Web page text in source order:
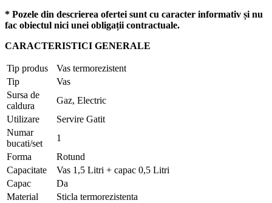
* Pozele din descrierea ofertei sunt cu caracter informativ și nu
fac obiectul nici unei obligații contractuale.
CARACTERISTICI GENERALE
Tip produs
Vas termorezistent
Tip
Vas
Sursa de
caldura
Gaz, Electric
Utilizare
Servire Gatit
Numar
bucati/set
1
Forma
Rotund
Capacitate
Vas 1,5 Litri + capac 0,5 Litri
Capac
Da
Material
Sticla termorezistenta